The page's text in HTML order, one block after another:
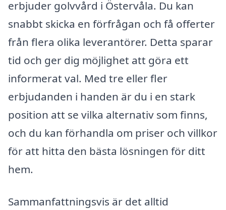
erbjuder golvvård i Östervåla. Du kan
snabbt skicka en förfrågan och få offerter
från flera olika leverantörer. Detta sparar
tid och ger dig möjlighet att göra ett
informerat val. Med tre eller fler
erbjudanden i handen är du i en stark
position att se vilka alternativ som finns,
och du kan förhandla om priser och villkor
för att hitta den bästa lösningen för ditt
hem.
Sammanfattningsvis är det alltid